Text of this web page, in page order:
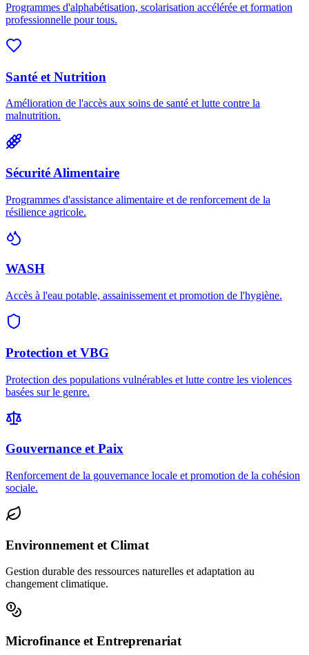
Programmes d'alphabétisation, scolarisation accélérée et formation
professionnelle pour tous.
Santé et Nutrition
Amélioration de l'accès aux soins de santé et lutte contre la
malnutrition.
Sécurité Alimentaire
Programmes d'assistance alimentaire et de renforcement de la
résilience agricole.
WASH
Accès à l'eau potable, assainissement et promotion de l'hygiène.
Protection et VBG
Protection des populations vulnérables et lutte contre les violences
basées sur le genre.
Gouvernance et Paix
Renforcement de la gouvernance locale et promotion de la cohésion
sociale.
Environnement et Climat
Gestion durable des ressources naturelles et adaptation au
changement climatique.
Microfinance et Entreprenariat